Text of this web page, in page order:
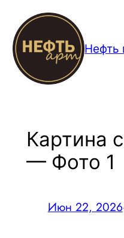
Перейти
содержимому
Нефть
Картина
— Фото 1
Июн 22, 2026